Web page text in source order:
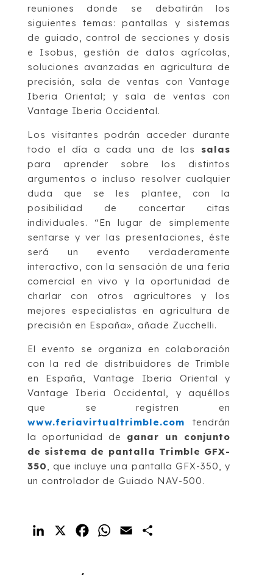
reuniones donde se debatirán los
siguientes temas: pantallas y sistemas
de guiado, control de secciones y dosis
e Isobus, gestión de datos agrícolas,
soluciones avanzadas en agricultura de
precisión, sala de ventas con Vantage
Iberia Oriental; y sala de ventas con
Vantage Iberia Occidental.
Los visitantes podrán acceder durante
todo el día a cada una de las salas
para aprender sobre los distintos
argumentos o incluso resolver cualquier
duda que se les plantee, con la
posibilidad de concertar citas
individuales. “En lugar de simplemente
sentarse y ver las presentaciones, éste
será un evento verdaderamente
interactivo, con la sensación de una feria
comercial en vivo y la oportunidad de
charlar con otros agricultores y los
mejores especialistas en agricultura de
precisión en España», añade Zucchelli.
El evento se organiza en colaboración
con la red de distribuidores de Trimble
en España, Vantage Iberia Oriental y
Vantage Iberia Occidental, y aquéllos
que se registren en
www.feriavirtualtrimble.com tendrán
la oportunidad de ganar un conjunto
de sistema de pantalla Trimble GFX-
350, que incluye una pantalla GFX-350, y
un controlador de Guiado NAV-500.
LinkedIn FacebookWhatsApp
Email